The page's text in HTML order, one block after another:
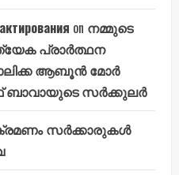
on നമ്മുടെ
പ്രാർത്ഥന
ആബൂൻ മോർ
സർക്കുലർ
സർക്കാരുകൾ